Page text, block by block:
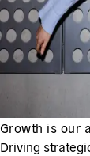
Growth is our
Driving